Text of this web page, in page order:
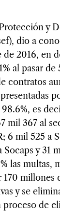
y
dio a
2016, en
al pasar de
contratos
es
mil 367 al
6 mil 525 a
y 31
las multas,
170
y se
proceso de